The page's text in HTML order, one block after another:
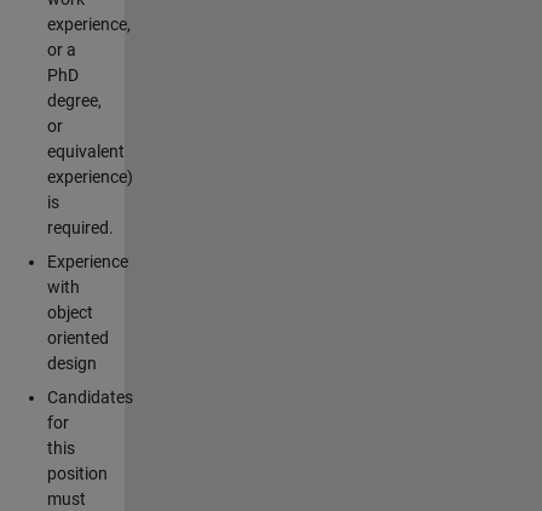
experience,
or a
PhD
degree,
or
equivalent
experience)
is
required.
Experience
with
object
oriented
design
Candidates
for
this
position
must